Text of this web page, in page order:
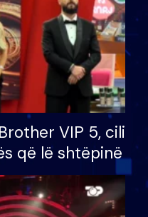
VIP 5, cili
që lë shtëpinë